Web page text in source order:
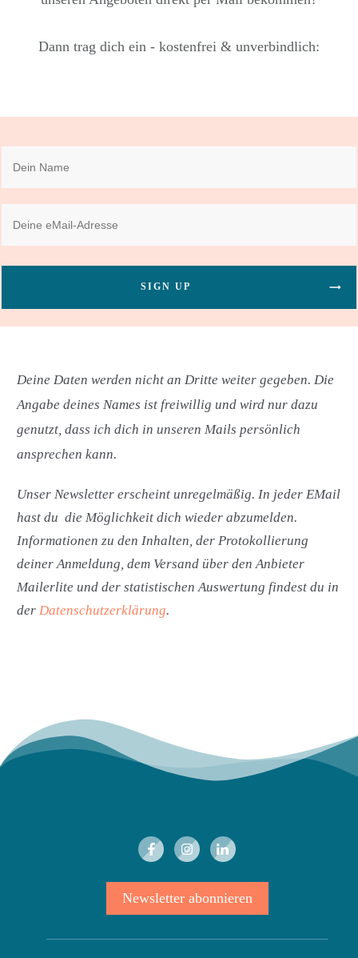
Dann trag dich ein - kostenfrei & unverbindlich:
SIGN UP
Deine Daten werden nicht an Dritte weiter gegeben. Die
Angabe deines Names ist freiwillig und wird nur dazu
genutzt, dass ich dich in unseren Mails persönlich
ansprechen kann.
Unser Newsletter erscheint unregelmäßig. In jeder EMail
hast du die Möglichkeit dich wieder abzumelden.
Informationen zu den Inhalten, der Protokollierung
deiner Anmeldung, dem Versand über den Anbieter
Mailerlite und der statistischen Auswertung findest du in
der Datenschutzerklärung.
Newsletter abonnieren